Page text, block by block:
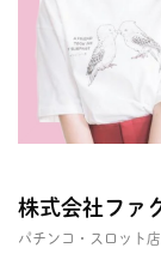
株式会社ファ
パチンコ・スロット